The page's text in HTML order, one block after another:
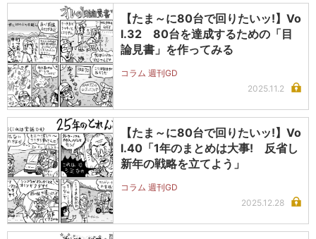
【たま～に80台で回りたいッ!】Vo
l.32 80台を達成するための「目
論見書」を作ってみる
コラム 週刊GD
2025.11.2
【たま～に80台で回りたいッ!】Vo
l.40「1年のまとめは大事! 反省し
新年の戦略を立てよう」
コラム 週刊GD
2025.12.28